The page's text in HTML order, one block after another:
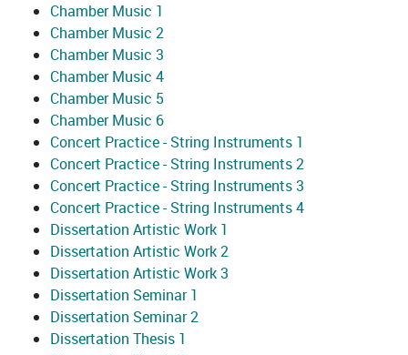
Chamber Music 1
Chamber Music 2
Chamber Music 3
Chamber Music 4
Chamber Music 5
Chamber Music 6
Concert Practice - String Instruments 1
Concert Practice - String Instruments 2
Concert Practice - String Instruments 3
Concert Practice - String Instruments 4
Dissertation Artistic Work 1
Dissertation Artistic Work 2
Dissertation Artistic Work 3
Dissertation Seminar 1
Dissertation Seminar 2
Dissertation Thesis 1